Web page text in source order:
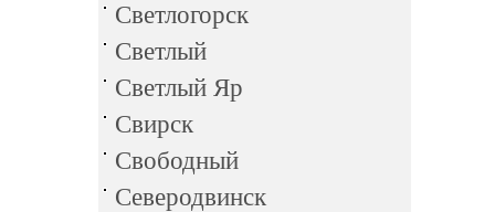
Светлогорск
Светлый
Светлый Яр
Свирск
Свободный
Северодвинск